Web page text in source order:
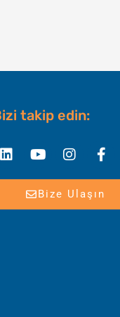
takip edin:
f
Bize Ulaşın